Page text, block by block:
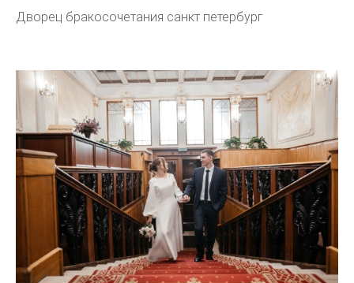
Дворец бракосочетания санкт петербург